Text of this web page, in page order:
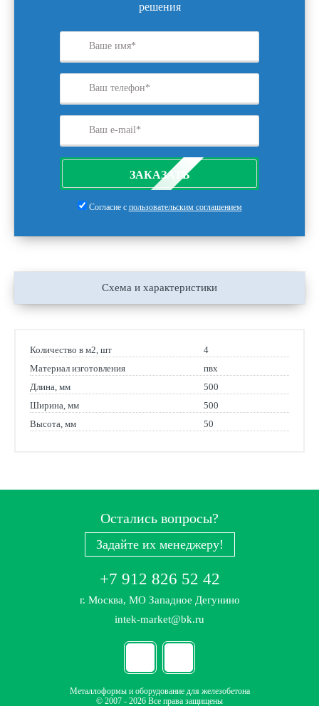
решения
ЗАКАЗАТЬ
Согласие с пользовательским соглашением
Схема и характеристики
Количество в м2, шт
4
Материал изготовления
пвх
Длина, мм
500
Ширина, мм
500
Высота, мм
50
Остались вопросы?
Задайте их менеджеру!
+7 912 826 52 42
г. Москва, МО Западное Дегунино
intek-market@bk.ru
Металлоформы и оборудование для железобетона
© 2007 - 2026 Все права защищены